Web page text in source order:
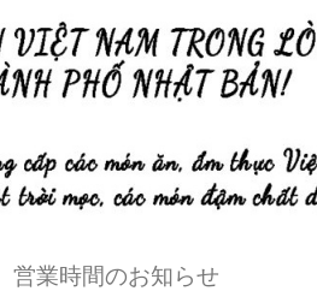
営業時間のお知らせ